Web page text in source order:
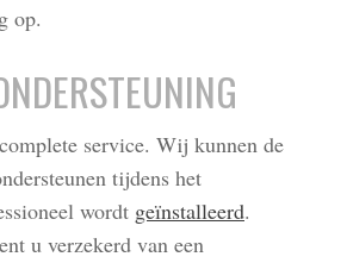
op.
service. Wij kunnen de
tijdens het
wordt geïnstalleerd.
u verzekerd van een